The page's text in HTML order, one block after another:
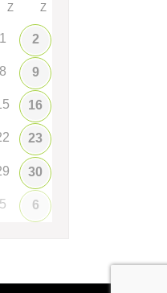
Z Z
1 2
8 9
16
23
30
5 6